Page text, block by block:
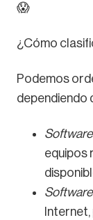
😱
¿Cómo
Podemos
dependiendo
Software
equipos
Software